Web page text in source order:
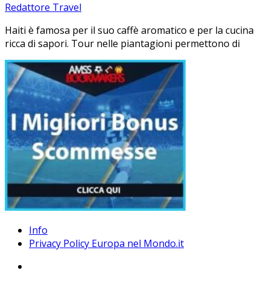
Redattore Travel
Haiti è famosa per il suo caffè aromatico e per la cucina
ricca di sapori. Tour nelle piantagioni permettono di
Info
Privacy Policy Europa nel Mondo.it